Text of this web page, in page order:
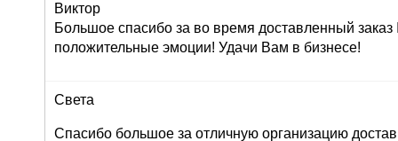
Виктор
Большое спасибо за во время доставленный
положительные эмоции! Удачи Вам в бизнесе!
Света
Спасибо большое за отличную организацию